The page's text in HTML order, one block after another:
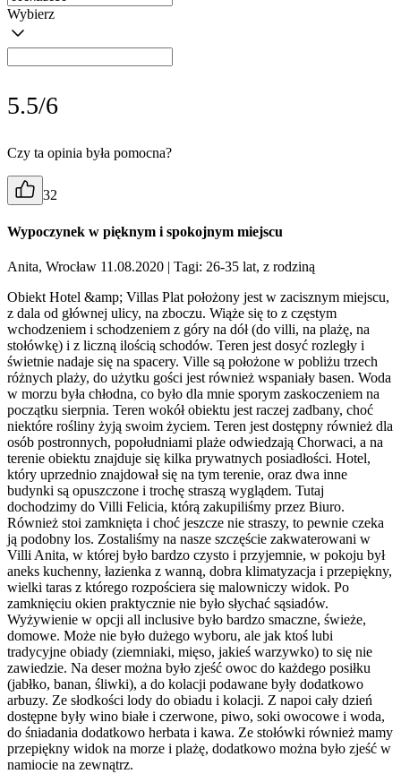
Wybierz
5.5/6
Czy ta opinia była pomocna?
32
Wypoczynek w pięknym i spokojnym miejscu
Anita, Wrocław 11.08.2020 | Tagi: 26-35 lat, z rodziną
Obiekt Hotel &amp; Villas Plat położony jest w zacisznym miejscu,
z dala od głównej ulicy, na zboczu. Wiąże się to z częstym
wchodzeniem i schodzeniem z góry na dół (do villi, na plażę, na
stołówkę) i z liczną ilością schodów. Teren jest dosyć rozległy i
świetnie nadaje się na spacery. Ville są położone w pobliżu trzech
różnych plaży, do użytku gości jest również wspaniały basen. Woda
w morzu była chłodna, co było dla mnie sporym zaskoczeniem na
początku sierpnia. Teren wokół obiektu jest raczej zadbany, choć
niektóre rośliny żyją swoim życiem. Teren jest dostępny również dla
osób postronnych, popołudniami plaże odwiedzają Chorwaci, a na
terenie obiektu znajduje się kilka prywatnych posiadłości. Hotel,
który uprzednio znajdował się na tym terenie, oraz dwa inne
budynki są opuszczone i trochę straszą wyglądem. Tutaj
dochodzimy do Villi Felicia, którą zakupiliśmy przez Biuro.
Również stoi zamknięta i choć jeszcze nie straszy, to pewnie czeka
ją podobny los. Zostaliśmy na nasze szczęście zakwaterowani w
Villi Anita, w której było bardzo czysto i przyjemnie, w pokoju był
aneks kuchenny, łazienka z wanną, dobra klimatyzacja i przepiękny,
wielki taras z którego rozpościera się malowniczy widok. Po
zamknięciu okien praktycznie nie było słychać sąsiadów.
Wyżywienie w opcji all inclusive było bardzo smaczne, świeże,
domowe. Może nie było dużego wyboru, ale jak ktoś lubi
tradycyjne obiady (ziemniaki, mięso, jakieś warzywko) to się nie
zawiedzie. Na deser można było zjeść owoc do każdego posiłku
(jabłko, banan, śliwki), a do kolacji podawane były dodatkowo
arbuzy. Ze słodkości lody do obiadu i kolacji. Z napoi cały dzień
dostępne były wino białe i czerwone, piwo, soki owocowe i woda,
do śniadania dodatkowo herbata i kawa. Ze stołówki również mamy
przepiękny widok na morze i plażę, dodatkowo można było zjeść w
namiocie na zewnątrz.